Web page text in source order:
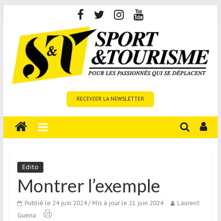
content
Tourisme
est
média
sur
tourisme
sportif
RECEVOIR LA NEWSLETTER
Edito
Montrer l’exemple
Publié le 24 juin 2024/ Mis à jour le 21 juin 2024
Laurent
Guena